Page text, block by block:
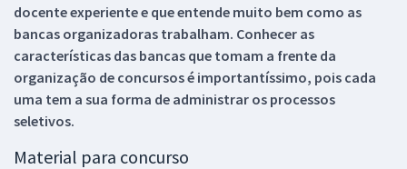
docente experiente e que entende muito bem como as
bancas organizadoras trabalham. Conhecer as
características das bancas que tomam a frente da
organização de concursos é importantíssimo, pois cada
uma tem a sua forma de administrar os processos
seletivos.
Material para concurso